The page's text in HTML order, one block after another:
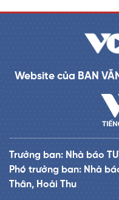
Website của BAN
Trưởng ban: Nhà báo
Phó trưởng ban: Nhà
Thân, Hoài Thu